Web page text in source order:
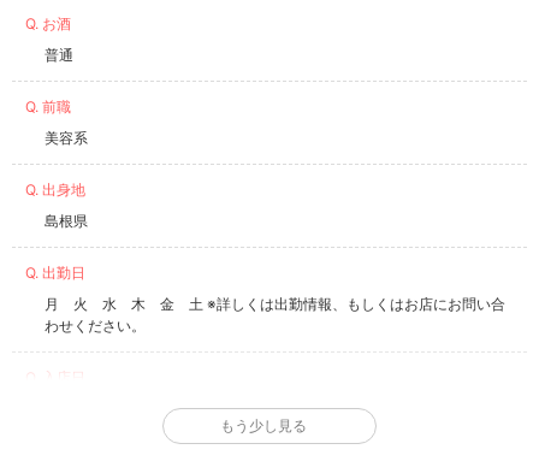
Q. お酒
普通
Q. 前職
美容系
Q. 出身地
島根県
Q. 出勤日
月 火 水 木 金 土 ※詳しくは出勤情報、もしくはお店にお問い合
わせください。
Q. 入店日
もう少し見る